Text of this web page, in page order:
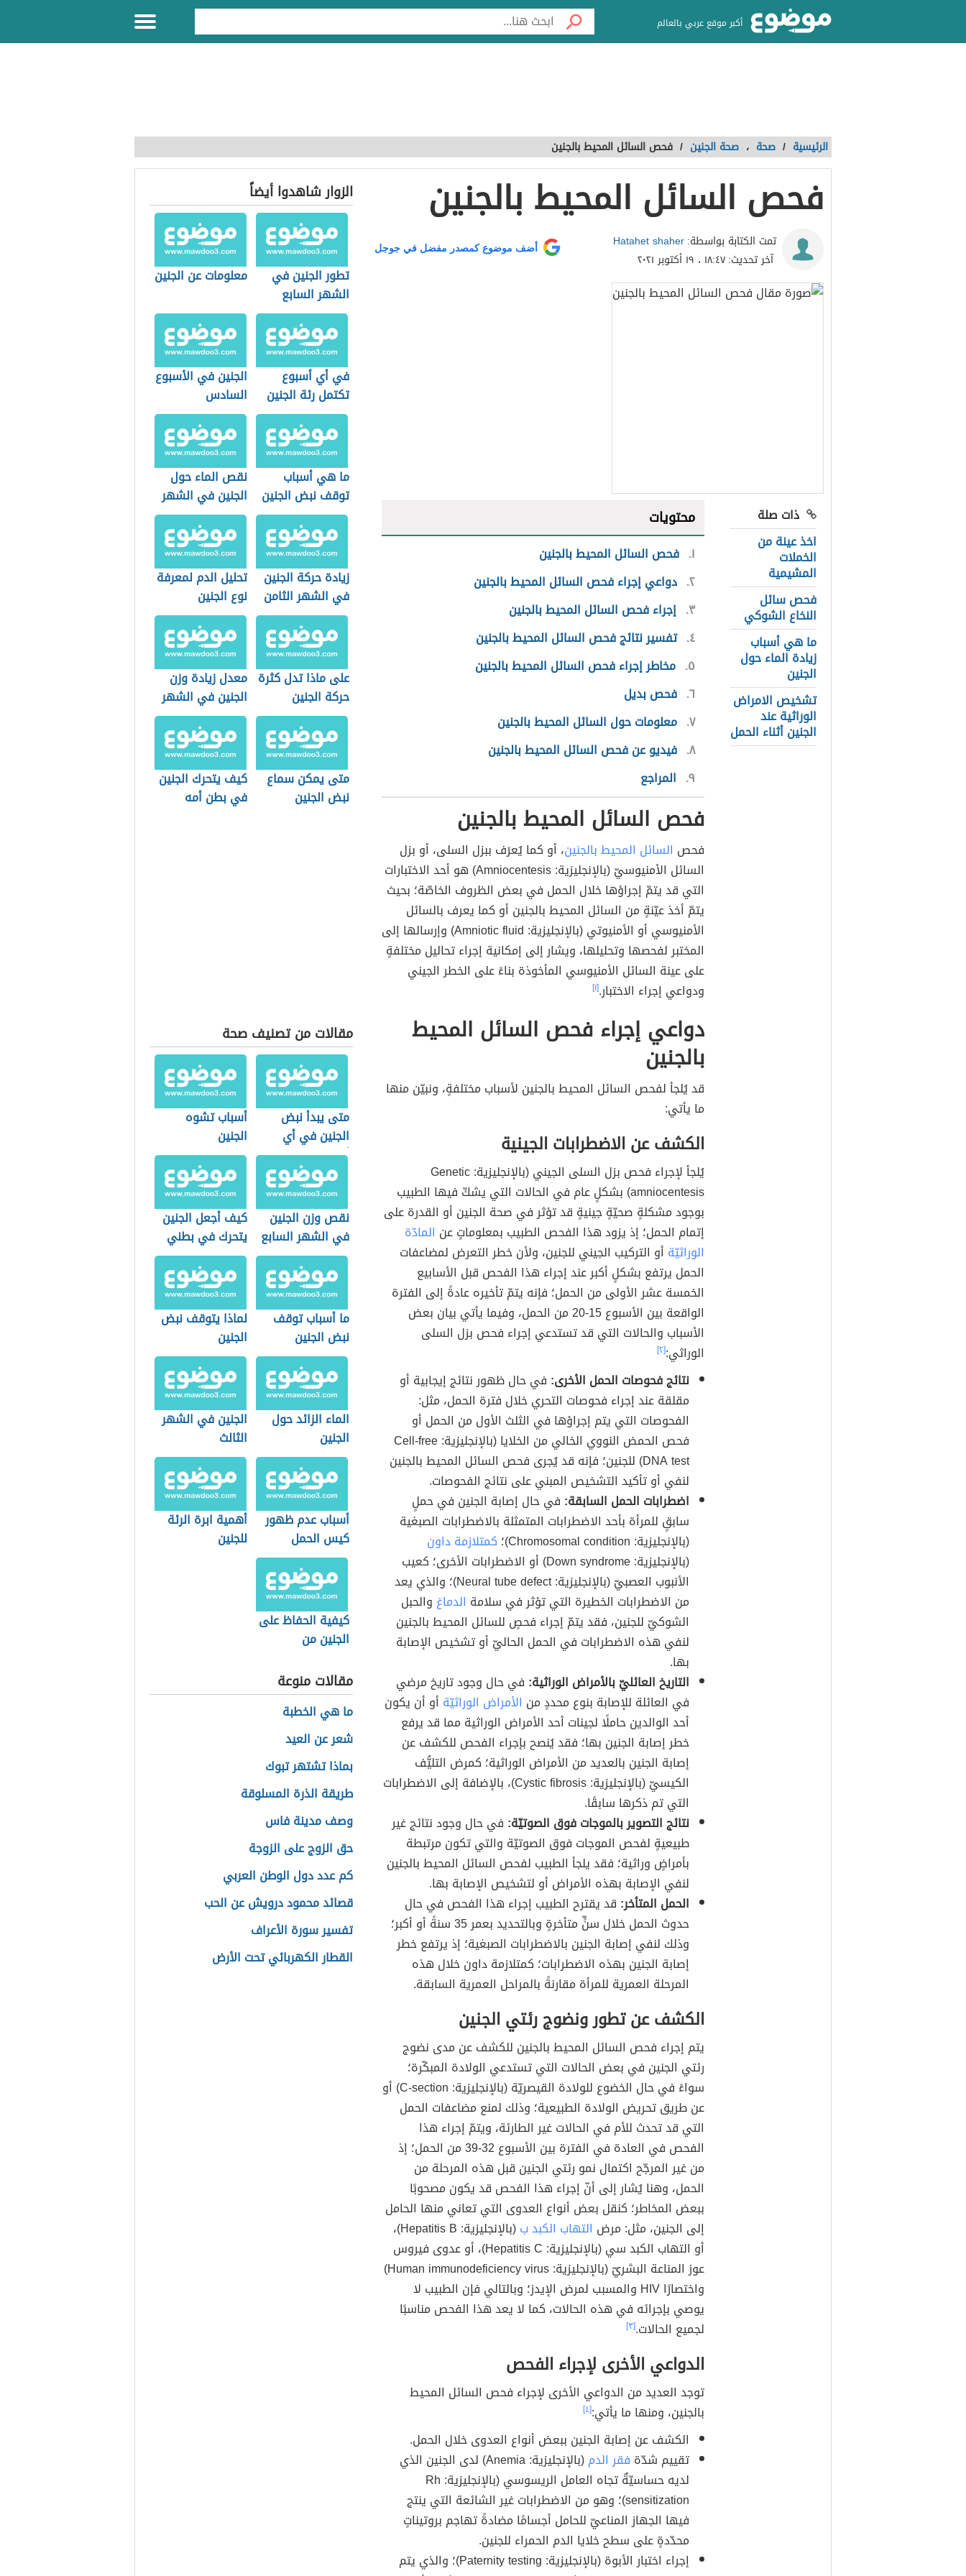
أكبر موقع عربي بالعالم
الرئيسية / صحة ، صحة الجنين / فحص السائل المحيط بالجنين
فحص السائل المحيط بالجنين
تمت الكتابة بواسطة:Hatahet shaher
آخر تحديث:١٨:٤٧ ، ١٩ أكتوبر ٢٠٢١
أضف موضوع كمصدر مفضل في جوجل
ذات صلة
اخذ عينة من
الخملات
المشيمية
فحص سائل
النخاع الشوكي
ما هي أسباب
زيادة الماء حول
الجنين
تشخيص الامراض
الوراثية عند
الجنين أثناء الحمل
محتويات
١ فحص السائل المحيط بالجنين
٢ دواعي إجراء فحص السائل المحيط بالجنين
٣ إجراء فحص السائل المحيط بالجنين
٤ تفسير نتائج فحص السائل المحيط بالجنين
٥ مخاطر إجراء فحص السائل المحيط بالجنين
٦ فحص بديل
٧ معلومات حول السائل المحيط بالجنين
٨ فيديو عن فحص السائل المحيط بالجنين
٩ المراجع
فحص السائل المحيط بالجنين
فحص السائل المحيط بالجنين، أو كما يُعرَف ببزل السلى، أو بزل
السائل الأمنيوسيّ (بالإنجليزية: Amniocentesis)‏ هو أحد الاختبارات
التي قد يتمّ إجراؤها خلال الحمل في بعض الظروف الخاصّة؛ بحيث
يتمّ أخذ عيّنةٍ من السائل المحيط بالجنين أو كما يعرف بالسائل
الأمنيوسي أو الأمنيوتي (بالإنجليزية: Amniotic fluid) وإرسالها إلى
المختبر لفحصها وتحليلها، ويشار إلى إمكانية إجراء تحاليل مختلفةٍ
على عينة السائل الأمنيوسي المأخوذة بناءً على الخطر الجيني
ودواعي إجراء الاختبار.[١]
دواعي إجراء فحص السائل المحيط
بالجنين
قد يُلجأ لفحص السائل المحيط بالجنين لأسباب مختلفةٍ، ونبيّن منها
ما يأتي:
الكشف عن الاضطرابات الجينية
يُلجأ لإجراء فحص بزل السلى الجيني (بالإنجليزية: Genetic
amniocentesis) بشكلٍ عام في الحالات التي يشكّ فيها الطبيب
بوجود مشكلةٍ صحيّةٍ جينيةٍ قد تؤثر في صحة الجنين أو القدرة على
إتمام الحمل؛ إذ يزود هذا الفحص الطبيب بمعلوماتٍ عن المادّة
الوراثيّة أو التركيب الجيني للجنين، ولأن خطر التعرض لمضاعفات
الحمل يرتفع بشكلٍ أكبر عند إجراء هذا الفحص قبل الأسابيع
الخمسة عشر الأولى من الحمل؛ فإنه يتمّ تأخيره عادةً إلى الفترة
الواقعة بين الأسبوع 15-20 من الحمل، وفيما يأتي بيان بعض
الأسباب والحالات التي قد تستدعي إجراء فحص بزل السلى
الوراثي:[٢]
نتائج فحوصات الحمل الأخرى: في حال ظهور نتائج إيجابية أو
مقلقة عند إجراء فحوصات التحري خلال فترة الحمل، مثل:
الفحوصات التي يتم إجراؤها في الثلث الأول من الحمل أو
فحص الحمض النووي الخالي من الخلايا (بالإنجليزية: Cell-free
DNA test)‏ للجنين؛ فإنه قد يُجرى فحص السائل المحيط بالجنين
لنفي أو تأكيد التشخيص المبني على نتائج الفحوصات.
اضطرابات الحمل السابقة: في حال إصابة الجنين في حملٍ
سابقٍ للمرأة بأحد الاضطرابات المتمثلة بالاضطرابات الصبغية
(بالإنجليزية: Chromosomal condition)؛
كمتلازمة داون
(بالإنجليزية: Down syndrome) أو الاضطرابات الأخرى؛ كعيب
الأنبوب العصبيّ (بالإنجليزية: Neural tube defect)؛ والذي يعد
من الاضطرابات الخطيرة التي تؤثر في سلامة الدماغ والحبل
الشوكيّ للجنين، فقد يتمّ إجراء فحصٍ للسائل المحيط بالجنين
لنفي هذه الاضطرابات في الحمل الحاليّ أو تشخيص الإصابة
بها.
التاريخ العائليّ بالأمراض الوراثية: في حال وجود تاريخ مرضي
في العائلة للإصابة بنوع محددٍ من الأمراض الوراثيّة أو أن يكون
أحد الوالدين حاملًا لجينات أحد الأمراض الوراثية مما قد يرفع
خطر إصابة الجنين بها؛ فقد يُنصح بإجراء الفحص للكشف عن
إصابة الجنين بالعديد من الأمراض الوراثية؛ كمرض التليُّف
الكيسيّ (بالإنجليزية: Cystic fibrosis)، بالإضافة إلى الاضطرابات
التي تم ذكرها سابقًا.
نتائج التصوير بالموجات فوق الصوتيّة: في حال وجود نتائج غير
طبيعيةٍ لفحص الموجات فوق الصوتيّة والتي تكون مرتبطة
بأمراضٍ وراثية؛ فقد يلجأ الطبيب لفحص السائل المحيط بالجنين
لنفي الإصابة بهذه الأمراض أو لتشخيص الإصابة بها.
الحمل المتأخر: قد يقترح الطبيب إجراء هذا الفحص في حال
حدوث الحمل خلال سنٍّ متأخرةٍ وبالتحديد بعمر 35 سنةً أو أكبر؛
وذلك لنفي إصابة الجنين بالاضطرابات الصبغية؛ إذ يرتفع خطر
إصابة الجنين بهذه الاضطرابات؛ كمتلازمة داون خلال هذه
المرحلة العمرية للمرأة مقارنةً بالمراحل العمرية السابقة.
الكشف عن تطور ونضوج رئتي الجنين
يتم إجراء فحص السائل المحيط بالجنين للكشف عن مدى نضوج
رئتي الجنين في بعض الحالات التي تستدعي الولادة المبكّرة؛
سواءً في حال الخضوع للولادة القيصريّة (بالإنجليزية: C-section) أو
عن طريق تحريض الولادة الطبيعية؛ وذلك لمنع مضاعفات الحمل
التي قد تحدث للأم في الحالات غير الطارئة، ويتمّ إجراء هذا
الفحص في العادة في الفترة بين الأسبوع 32-39 من الحمل؛ إذ
من غير المرجّح اكتمال نمو رئتي الجنين قبل هذه المرحلة من
الحمل، وهنا يُشار إلى أنّ إجراء هذا الفحص قد يكون مصحوبًا
ببعض المخاطر؛ كنقل بعض أنواع العدوى التي تعاني منها الحامل
إلى الجنين، مثل: مرض التهاب الكبد ب
(بالإنجليزية: Hepatitis B)،
أو التهاب الكبد سي (بالإنجليزية: Hepatitis C)، أو عدوى فيروس
عوز المناعة البشريّ (بالإنجليزية: Human immunodeficiency virus)
واختصارًا HIV والمسبب لمرض الإيدز؛ وبالتالي فإن الطبيب لا
يوصي بإجرائه في هذه الحالات، كما لا يعد هذا الفحص مناسبًا
لجميع الحالات.[٣]
الدواعي الأخرى لإجراء الفحص
توجد العديد من الدواعي الأخرى لإجراء فحص السائل المحيط
بالجنين، ومنها ما يأتي:[٤]
الكشف عن إصابة الجنين ببعض أنواع العدوى خلال الحمل.
تقييم شدّة فقر الدم
(بالإنجليزية: Anemia) لدى الجنين الذي
لديه حساسيّةٌ تجاه العامل الريسوسي (بالإنجليزية: Rh
sensitization)؛ وهو من الاضطرابات غير الشائعة التي ينتج
فيها الجهاز المناعيّ للحامل أجسامًا مضادةً تهاجم بروتيناتٍ
محدّدةٍ على سطح خلايا الدم الحمراء للجنين.
إجراء اختبار الأبوة (بالإنجليزية: Paternity testing)؛ والذي يتم
الزوار شاهدوا أيضاً
تطور الجنين في
الشهر السابع
معلومات عن الجنين
في أي أسبوع
تكتمل رئة الجنين
الجنين في الأسبوع
السادس
ما هي أسباب
توقف نبض الجنين
نقص الماء حول
الجنين في الشهر
السابع
زيادة حركة الجنين
في الشهر الثامن
تحليل الدم لمعرفة
نوع الجنين
على ماذا تدل كثرة
حركة الجنين
معدل زيادة وزن
الجنين في الشهر
التاسع
متى يمكن سماع
نبض الجنين
كيف يتحرك الجنين
في بطن أمه
مقالات من تصنيف صحة
متى يبدأ نبض
الجنين في أي
أسبوع
أسباب تشوه
الجنين
نقص وزن الجنين
في الشهر السابع
كيف أجعل الجنين
يتحرك في بطني
ما أسباب توقف
نبض الجنين
لماذا يتوقف نبض
الجنين
الماء الزائد حول
الجنين
الجنين في الشهر
الثالث
أسباب عدم ظهور
كيس الحمل
بالسونار
أهمية ابرة الرئة
للجنين
كيفية الحفاظ على
الجنين من
مقالات منوعة
ما هي الخطبة
شعر عن العيد
بماذا تشتهر تبوك
طريقة الذرة المسلوقة
وصف مدينة فاس
حق الزوج على الزوجة
كم عدد دول الوطن العربي
قصائد محمود درويش عن الحب
تفسير سورة الأعراف
القطار الكهربائي تحت الأرض